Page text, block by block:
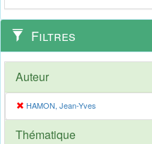
Filtres
Auteur
HAMON, Jean-Yves
Thématique